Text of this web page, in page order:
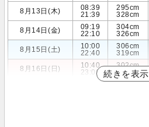
8月13日(木)
08:39
21:39
295cm
328cm
8月14日(金)
09:19
22:10
304cm
326cm
8月15日(土)
10:00
22:40
306cm
319cm
8月16日(日)
10:40
23:00
302cm
309cm
続きを表示